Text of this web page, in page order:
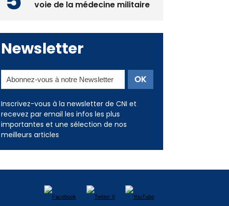
Inscrivez-vous à la newsletter de CNI et
recevez par email les infos les plus
importantes et une sélection de nos